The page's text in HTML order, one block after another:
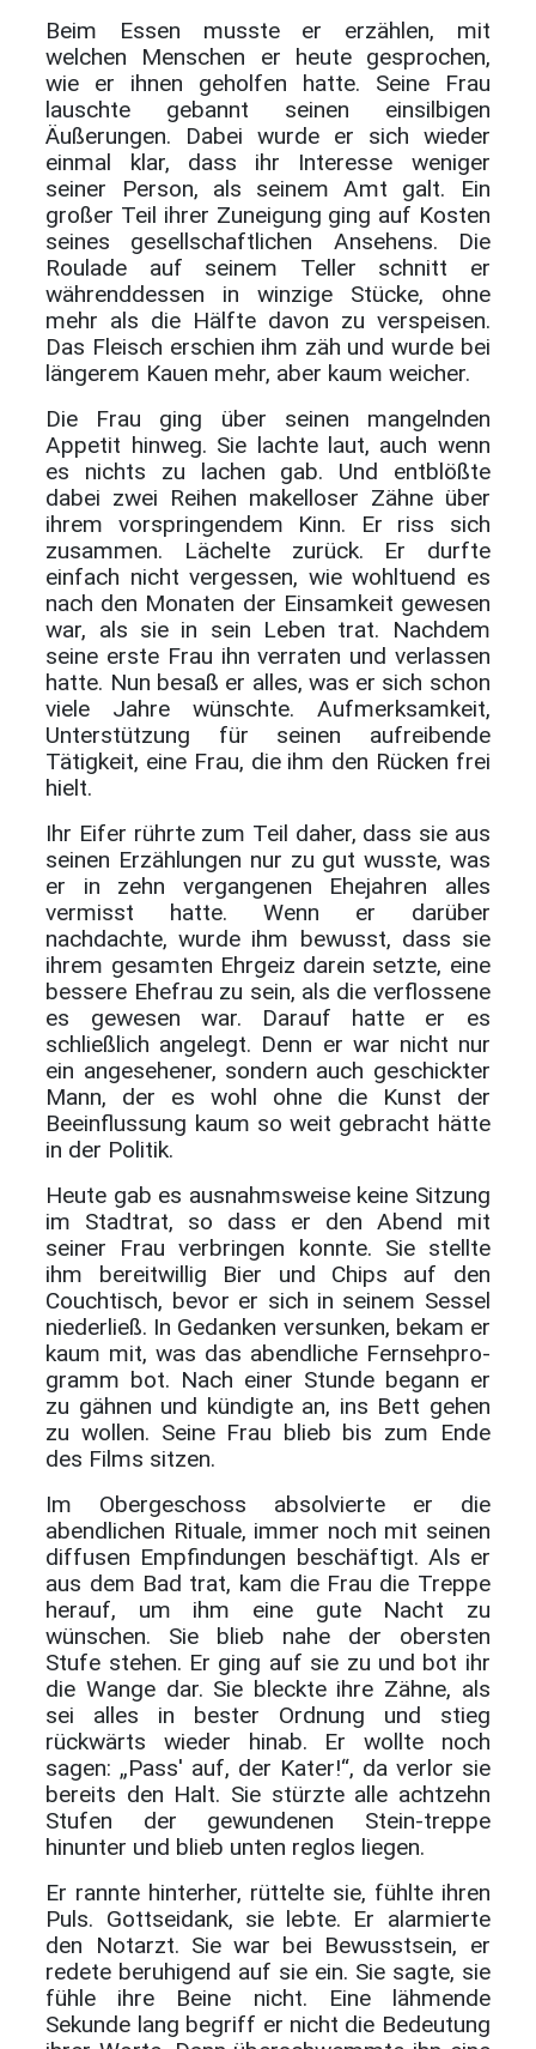
Beim Essen musste er erzählen, mit
welchen Menschen er heute gesprochen,
wie er ihnen geholfen hatte. Seine Frau
lauschte gebannt seinen einsilbigen
Äußerungen. Dabei wurde er sich wieder
einmal klar, dass ihr Interesse weniger
seiner Person, als seinem Amt galt. Ein
großer Teil ihrer Zuneigung ging auf Kosten
seines gesellschaftlichen Ansehens. Die
Roulade auf seinem Teller schnitt er
währenddessen in winzige Stücke, ohne
mehr als die Hälfte davon zu verspeisen.
Das Fleisch erschien ihm zäh und wurde bei
längerem Kauen mehr, aber kaum weicher.
Die Frau ging über seinen mangelnden
Appetit hinweg. Sie lachte laut, auch wenn
es nichts zu lachen gab. Und entblößte
dabei zwei Reihen makelloser Zähne über
ihrem vorspringendem Kinn. Er riss sich
zusammen. Lächelte zurück. Er durfte
einfach nicht vergessen, wie wohltuend es
nach den Monaten der Einsamkeit gewesen
war, als sie in sein Leben trat. Nachdem
seine erste Frau ihn verraten und verlassen
hatte. Nun besaß er alles, was er sich schon
viele Jahre wünschte. Aufmerksamkeit,
Unterstützung für seinen aufreibende
Tätigkeit, eine Frau, die ihm den Rücken frei
hielt.
Ihr Eifer rührte zum Teil daher, dass sie aus
seinen Erzählungen nur zu gut wusste, was
er in zehn vergangenen Ehejahren alles
vermisst hatte. Wenn er darüber
nachdachte, wurde ihm bewusst, dass sie
ihrem gesamten Ehrgeiz darein setzte, eine
bessere Ehefrau zu sein, als die verflossene
es gewesen war. Darauf hatte er es
schließlich angelegt. Denn er war nicht nur
ein angesehener, sondern auch geschickter
Mann, der es wohl ohne die Kunst der
Beeinflussung kaum so weit gebracht hätte
in der Politik.
Heute gab es ausnahmsweise keine Sitzung
im Stadtrat, so dass er den Abend mit
seiner Frau verbringen konnte. Sie stellte
ihm bereitwillig Bier und Chips auf den
Couchtisch, bevor er sich in seinem Sessel
niederließ. In Gedanken versunken, bekam er
kaum mit, was das abendliche Fernsehpro-
gramm bot. Nach einer Stunde begann er
zu gähnen und kündigte an, ins Bett gehen
zu wollen. Seine Frau blieb bis zum Ende
des Films sitzen.
Im Obergeschoss absolvierte er die
abendlichen Rituale, immer noch mit seinen
diffusen Empfindungen beschäftigt. Als er
aus dem Bad trat, kam die Frau die Treppe
herauf, um ihm eine gute Nacht zu
wünschen. Sie blieb nahe der obersten
Stufe stehen. Er ging auf sie zu und bot ihr
die Wange dar. Sie bleckte ihre Zähne, als
sei alles in bester Ordnung und stieg
rückwärts wieder hinab. Er wollte noch
sagen: „Pass' auf, der Kater!“, da verlor sie
bereits den Halt. Sie stürzte alle achtzehn
Stufen der gewundenen Stein-treppe
hinunter und blieb unten reglos liegen.
Er rannte hinterher, rüttelte sie, fühlte ihren
Puls. Gottseidank, sie lebte. Er alarmierte
den Notarzt. Sie war bei Bewusstsein, er
redete beruhigend auf sie ein. Sie sagte, sie
fühle ihre Beine nicht. Eine lähmende
Sekunde lang begriff er nicht die Bedeutung